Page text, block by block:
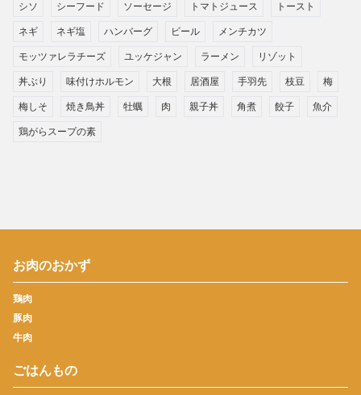
シソ シーフード ソーセージ トマトジュース トースト
ネギ ネギ塩 ハンバーグ ビール メンチカツ
モッツァレラチーズ ユッケジャン ラーメン リゾット
丼ぶり 味付けホルモン 大根 居酒屋 手羽先 枝豆 梅
梅しそ 焼き鳥丼 牡蠣 肉 親子丼 角煮 餃子 魚介
鶏がらスープの素
お肉のおかず
鶏肉
豚肉
牛肉
ごはんもの